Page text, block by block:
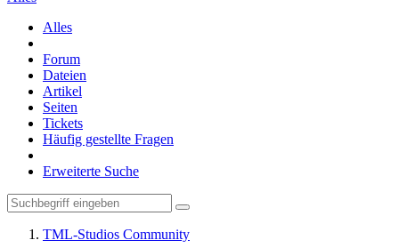
Alles
Forum
Dateien
Artikel
Seiten
Tickets
Häufig gestellte Fragen
Erweiterte Suche
TML-Studios Community